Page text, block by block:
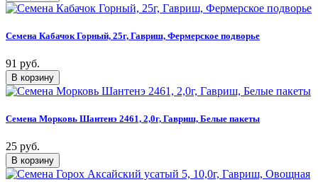
Семена Кабачок Горный, 25г, Гавриш, Фермерское подворье
91 руб.
Семена Морковь Шантенэ 2461, 2,0г, Гавриш, Белые пакеты
25 руб.